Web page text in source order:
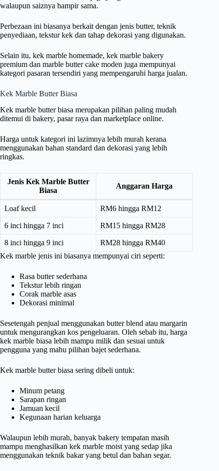
walaupun saiznya hampir sama.
Perbezaan ini biasanya berkait dengan jenis butter, teknik
penyediaan, tekstur kek dan tahap dekorasi yang digunakan.
Selain itu, kek marble homemade, kek marble bakery
premium dan marble butter cake moden juga mempunyai
kategori pasaran tersendiri yang mempengaruhi harga jualan.
Kek Marble Butter Biasa
Kek marble butter biasa merupakan pilihan paling mudah
ditemui di bakery, pasar raya dan marketplace online.
Harga untuk kategori ini lazimnya lebih murah kerana
menggunakan bahan standard dan dekorasi yang lebih
ringkas.
Jenis Kek Marble Butter
Biasa
Anggaran Harga
Loaf kecil RM6 hingga RM12
6 inci hingga 7 inci RM15 hingga RM28
8 inci hingga 9 inci
RM28 hingga RM40
Kek marble jenis ini biasanya mempunyai ciri seperti:
Rasa butter sederhana
Tekstur lebih ringan
Corak marble asas
Dekorasi minimal
Sesetengah penjual menggunakan butter blend atau margarin
untuk mengurangkan kos pengeluaran. Oleh sebab itu, harga
kek marble biasa lebih mampu milik dan sesuai untuk
pengguna yang mahu pilihan bajet sederhana.
Kek marble butter biasa sering dibeli untuk:
Minum petang
Sarapan ringan
Jamuan kecil
Kegunaan harian keluarga
Walaupun lebih murah, banyak bakery tempatan masih
mampu menghasilkan kek marble moist yang sedap jika
menggunakan teknik bakar yang betul dan bahan segar.